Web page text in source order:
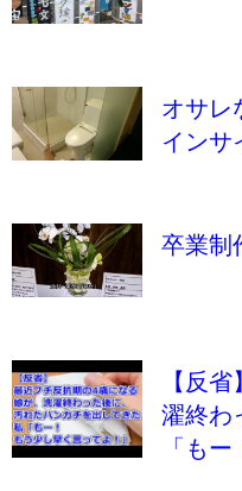
オサレ
インサ
卒業
【反
濯終わ
「も